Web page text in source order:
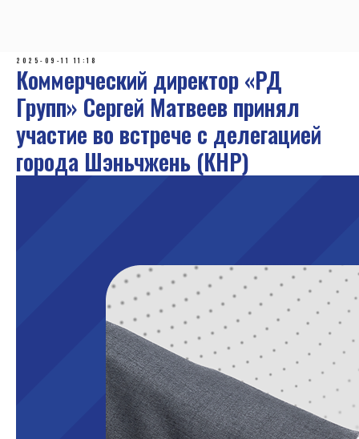
2025-09-11 11:18
Коммерческий директор «РД
Групп» Сергей Матвеев принял
участие во встрече с делегацией
города Шэньчжень (КНР)